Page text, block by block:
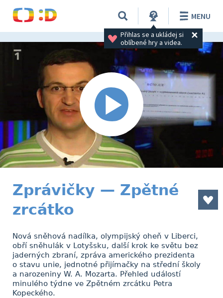
Přihlas se a ukládej si
oblíbené hry a videa.
MENU
Zprávičky — Zpětné
zrcátko
Nová sněhová nadílka, olympijský oheň v Liberci,
obří sněhulák v Lotyšsku, další krok ke světu bez
jaderných zbraní, zpráva amerického prezidenta
o stavu unie, jednotné přijímačky na střední školy
a narozeniny W. A. Mozarta. Přehled událostí
minulého týdne ve Zpětném zrcátku Petra
Kopeckého.